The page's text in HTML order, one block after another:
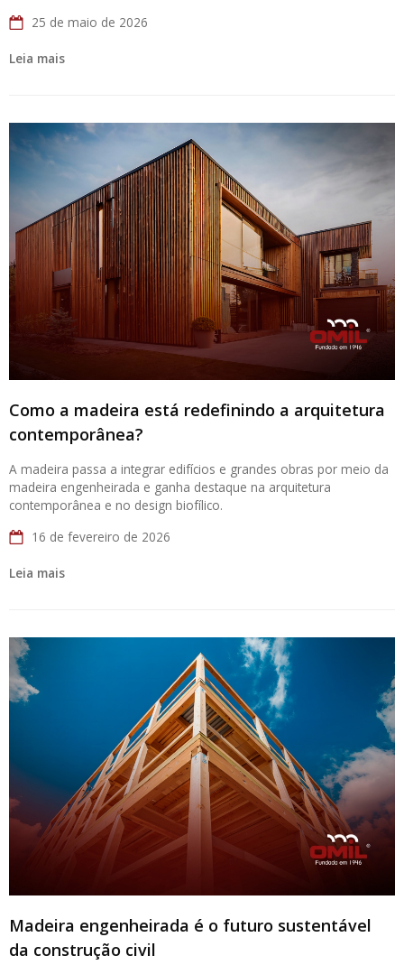
25 de maio de 2026
Leia mais
Como a madeira está redefinindo a arquitetura
contemporânea?
A madeira passa a integrar edifícios e grandes obras por meio da
madeira engenheirada e ganha destaque na arquitetura
contemporânea e no design biofílico.
16 de fevereiro de 2026
Leia mais
Madeira engenheirada é o futuro sustentável
da construção civil